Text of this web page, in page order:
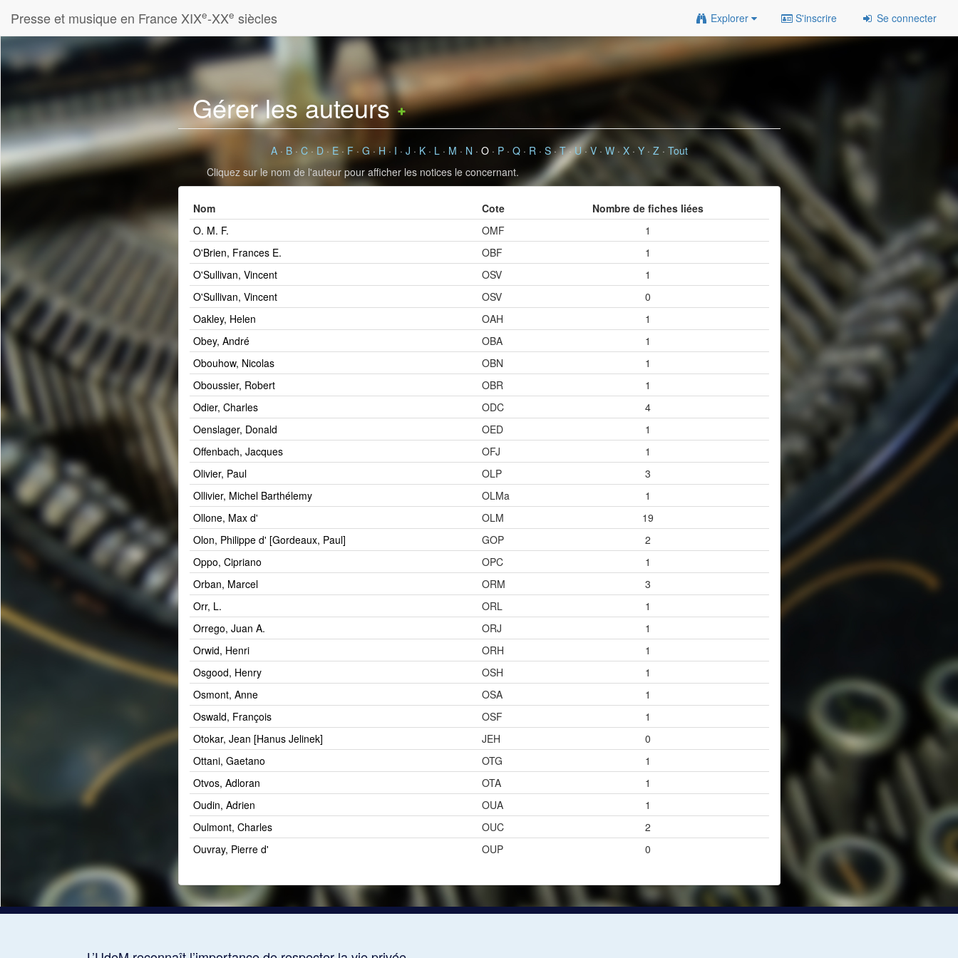
Presse et musique en France XIXe-XXe siècles Explorer S'inscrire Se connecter
Gérer les auteurs
A· B·C· D· E· F· G ·H· I · J · K· L· M · N · O· P· Q· R· S·T·U· V· W· X· Y· Z· Tout
Cliquez sur le nom de l'auteur pour afficher les notices le concernant.
Nom Cote
Nombre de fiches liées
O. M. F.
OMF
1
O'Brien, Frances E.
OBF
1
O'Sullivan, Vincent
OSV
1
O'Sullivan, Vincent
OSV
0
Oakley, Helen
OAH
1
Obey, André
OBA
1
Obouhow, Nicolas
OBN
1
Oboussier, Robert
OBR
1
Odier, Charles
ODC
4
Oenslager, Donald
OED
1
Offenbach, Jacques
OFJ
1
Olivier, Paul
OLP
3
Ollivier, Michel Barthélemy
OLMa
1
Ollone, Max d'
OLM
19
Olon, Philippe d' [Gordeaux, Paul]
GOP
2
Oppo, Cipriano
OPC
1
Orban, Marcel
ORM
3
Orr, L.
ORL
1
Orrego, Juan A.
ORJ
1
Orwid, Henri
ORH
1
Osgood, Henry
OSH
1
Osmont, Anne
OSA
1
Oswald, François
OSF
1
Otokar, Jean [Hanus Jelinek]
JEH
0
Ottani, Gaetano
OTG
1
Otvos, Adloran
OTA
1
Oudin, Adrien
OUA
1
Oulmont, Charles
OUC
2
Ouvray, Pierre d'
OUP 0